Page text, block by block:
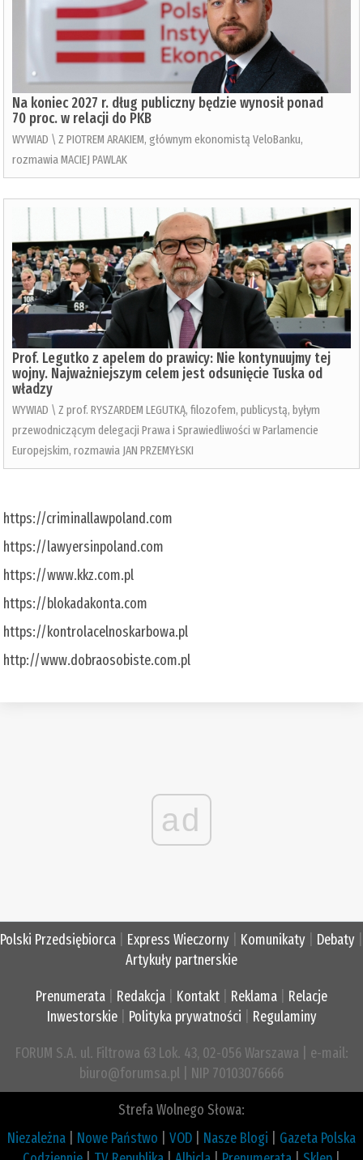
Na koniec 2027 r. dług publiczny będzie wynosił ponad
70 proc. w relacji do PKB
WYWIAD \ Z PIOTREM ARAKIEM, głównym ekonomistą VeloBanku,
rozmawia MACIEJ PAWLAK
Prof. Legutko z apelem do prawicy: Nie kontynuujmy tej
wojny. Najważniejszym celem jest odsunięcie Tuska od
władzy
WYWIAD \ Z prof. RYSZARDEM LEGUTKĄ, filozofem, publicystą, byłym
przewodniczącym delegacji Prawa i Sprawiedliwości w Parlamencie
Europejskim, rozmawia JAN PRZEMYŁSKI
https://criminallawpoland.com
https://lawyersinpoland.com
https://www.kkz.com.pl
https://blokadakonta.com
https://kontrolacelnoskarbowa.pl
http://www.dobraosobiste.com.pl
ad
Polski Przedsiębiorca Express Wieczorny Komunikaty Debaty
Artykuły partnerskie
Prenumerata Redakcja Kontakt Reklama
Relacje
Inwestorskie| Polityka prywatności Regulaminy
FORUM S.A. ul. Filtrowa 63 Lok. 43, 02-056 Warszawa | e-mail:
biuro@forumsa.pl | NIP 70103076666
Strefa Wolnego Słowa:
Niezależna
Nowe Państwo VOD Nasze Blogi
Gazeta Polska